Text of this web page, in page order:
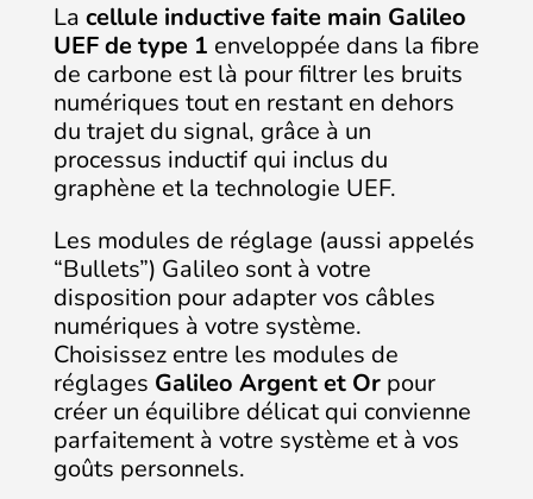
La cellule inductive faite main Galileo
UEF de type 1 enveloppée dans la fibre
de carbone est là pour filtrer les bruits
numériques tout en restant en dehors
du trajet du signal, grâce à un
processus inductif qui inclus du
graphène et la technologie UEF.
Les modules de réglage (aussi appelés
“Bullets”) Galileo sont à votre
disposition pour adapter vos câbles
numériques à votre système.
Choisissez entre les modules de
réglages Galileo Argent et Or pour
créer un équilibre délicat qui convienne
parfaitement à votre système et à vos
goûts personnels.